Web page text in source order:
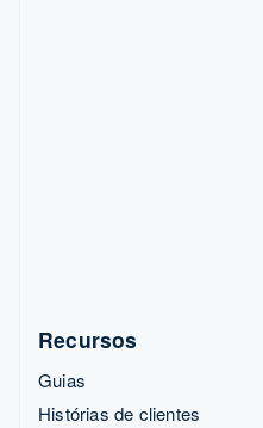
Recursos
Guias
Histórias de clientes